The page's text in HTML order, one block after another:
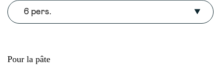
6 pers.
Pour la pâte